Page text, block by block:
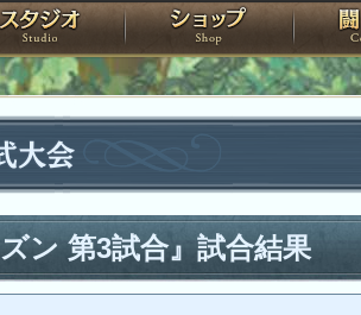
エ スタジオ ショップ
大会
ン 第3試合』試合結果